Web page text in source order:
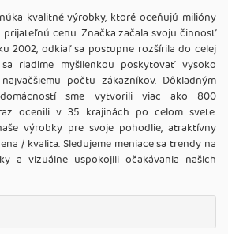
kvalitné výrobky, ktoré oceňujú milióny
prijateľnú cenu. Značka začala svoju činnosť
2002, odkiaľ sa postupne rozšírila do celej
riadime myšlienkou poskytovať vysoko
počtu zákazníkov. Dôkladným
sme vytvorili viac ako 800
ocenili v 35 krajinách po celom svete.
výrobky pre svoje pohodlie, atraktívny
/ kvalita. Sledujeme meniace sa trendy na
a vizuálne uspokojili očakávania našich